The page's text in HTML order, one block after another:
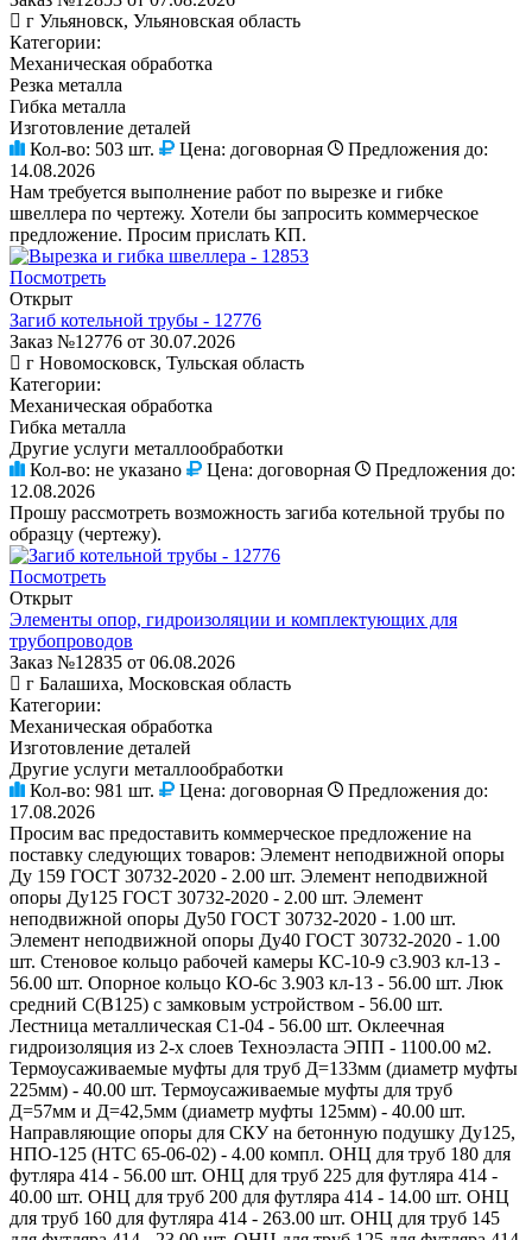
г Ульяновск, Ульяновская область
Категории:
Механическая обработка
Резка металла
Гибка металла
Изготовление деталей
Кол-во: 503 шт. Цена: договорная
Предложения до:
14.08.2026
Нам требуется выполнение работ по вырезке и гибке
швеллера по чертежу. Хотели бы запросить коммерческое
предложение. Просим прислать КП.
Посмотреть
Открыт
Загиб котельной трубы - 12776
Заказ №12776 от 30.07.2026
г Новомосковск, Тульская область
Категории:
Механическая обработка
Гибка металла
Другие услуги металлообработки
Кол-во: не указано Цена: договорная
Предложения до:
12.08.2026
Прошу рассмотреть возможность загиба котельной трубы по
образцу (чертежу).
Посмотреть
Открыт
Элементы опор, гидроизоляции и комплектующих для
трубопроводов
Заказ №12835 от 06.08.2026
г Балашиха, Московская область
Категории:
Механическая обработка
Изготовление деталей
Другие услуги металлообработки
Кол-во: 981 шт. Цена: договорная
Предложения до:
17.08.2026
Просим вас предоставить коммерческое предложение на
поставку следующих товаров: Элемент неподвижной опоры
Ду 159 ГОСТ 30732-2020 - 2.00 шт. Элемент неподвижной
опоры Ду125 ГОСТ 30732-2020 - 2.00 шт. Элемент
неподвижной опоры Ду50 ГОСТ 30732-2020 - 1.00 шт.
Элемент неподвижной опоры Ду40 ГОСТ 30732-2020 - 1.00
шт. Стеновое кольцо рабочей камеры КС-10-9 с3.903 кл-13 -
56.00 шт. Опорное кольцо КО-6с 3.903 кл-13 - 56.00 шт. Люк
средний С(В125) с замковым устройством - 56.00 шт.
Лестница металлическая C1-04 - 56.00 шт. Оклеечная
гидроизоляция из 2-х слоев Техноэласта ЭПП - 1100.00 м2.
Термоусаживаемые муфты для труб Д=133мм (диаметр муфты
225мм) - 40.00 шт. Термоусаживаемые муфты для труб
Д=57мм и Д=42,5мм (диаметр муфты 125мм) - 40.00 шт.
Направляющие опоры для СКУ на бетонную подушку Ду125,
НПО-125 (НТС 65-06-02) - 4.00 компл. ОНЦ для труб 180 для
футляра 414 - 56.00 шт. ОНЦ для труб 225 для футляра 414 -
40.00 шт. ОНЦ для труб 200 для футляра 414 - 14.00 шт. ОНЦ
для труб 160 для футляра 414 - 263.00 шт. ОНЦ для труб 145